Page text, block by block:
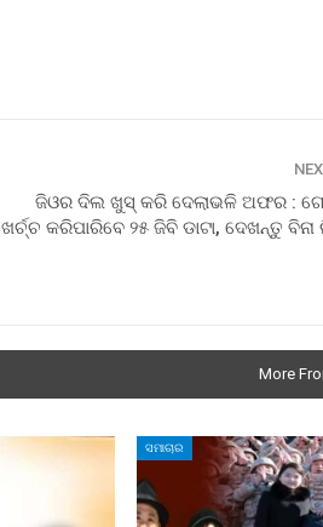
ଜିଓର ଦିଲ ଖୁସ୍ କରି ଦେଲାଭଳି‌ ଅଫର :
ଖର୍ଚ୍ଚ କରିପାରିବେ ୨୫ ଜିବି ଡାଟା, ଦେଖନ୍ତୁ
More
ସମାଚାର